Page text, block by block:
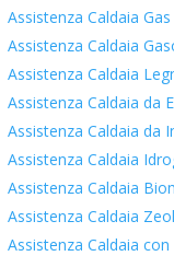
Assistenza Caldaia
Assistenza Caldaia
Assistenza Caldaia
Assistenza Caldaia da
Assistenza Caldaia da
Assistenza Caldaia
Assistenza Caldaia
Assistenza Caldaia
Assistenza Caldaia